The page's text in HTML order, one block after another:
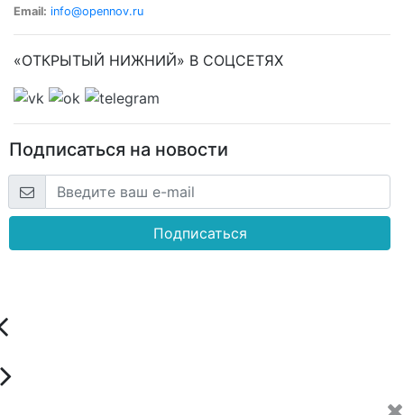
Email: info@opennov.ru
«ОТКРЫТЫЙ НИЖНИЙ» В СОЦСЕТЯХ
Подписаться на новости
Подписаться